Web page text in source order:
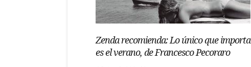
Zenda recomienda: Lo único que importa
es el verano, de Francesco Pecoraro